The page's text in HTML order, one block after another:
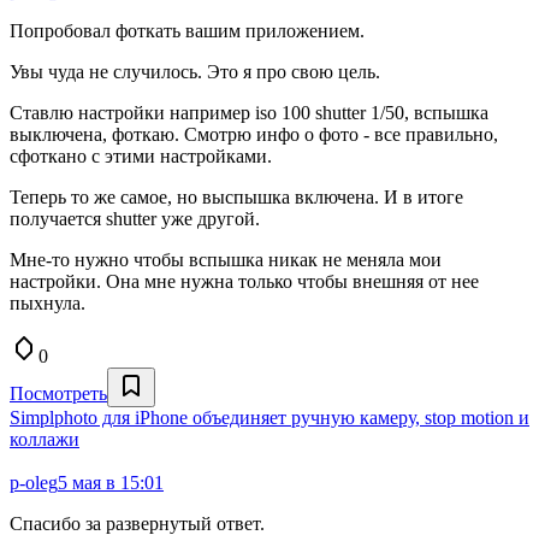
Попробовал фоткать вашим приложением.
Увы чуда не случилось. Это я про свою цель.
Ставлю настройки например iso 100 shutter 1/50, вспышка
выключена, фоткаю. Смотрю инфо о фото - все правильно,
сфоткано с этими настройками.
Теперь то же самое, но выспышка включена. И в итоге
получается shutter уже другой.
Мне-то нужно чтобы вспышка никак не меняла мои
настройки. Она мне нужна только чтобы внешняя от нее
пыхнула.
0
Посмотреть
Simplphoto для iPhone объединяет ручную камеру, stop motion и
коллажи
p-oleg5 мая в 15:01
Спасибо за развернутый ответ.